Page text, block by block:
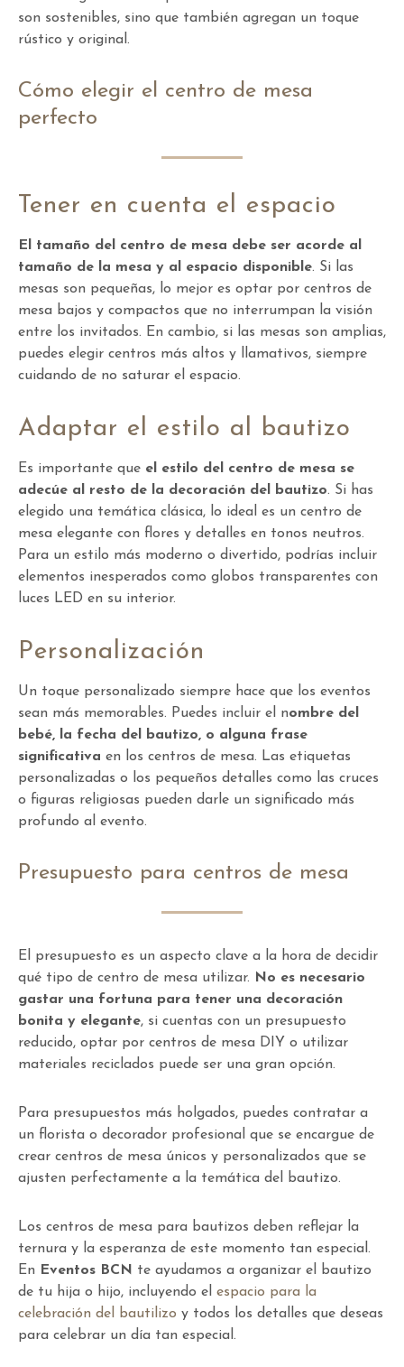
son sostenibles, sino que también agregan un toque
rústico y original.
Cómo elegir el centro de mesa
perfecto
Tener en cuenta el espacio
El tamaño del centro de mesa debe ser acorde al
tamaño de la mesa y al espacio disponible. Si las
mesas son pequeñas, lo mejor es optar por centros de
mesa bajos y compactos que no interrumpan la visión
entre los invitados. En cambio, si las mesas son amplias,
puedes elegir centros más altos y llamativos, siempre
cuidando de no saturar el espacio.
Adaptar el estilo al bautizo
Es importante que el estilo del centro de mesa se
adecúe al resto de la decoración del bautizo. Si has
elegido una temática clásica, lo ideal es un centro de
mesa elegante con flores y detalles en tonos neutros.
Para un estilo más moderno o divertido, podrías incluir
elementos inesperados como globos transparentes con
luces LED en su interior.
Personalización
Un toque personalizado siempre hace que los eventos
sean más memorables. Puedes incluir el nombre del
bebé, la fecha del bautizo, o alguna frase
significativa en los centros de mesa. Las etiquetas
personalizadas o los pequeños detalles como las cruces
o figuras religiosas pueden darle un significado más
profundo al evento.
Presupuesto para centros de mesa
El presupuesto es un aspecto clave a la hora de decidir
qué tipo de centro de mesa utilizar. No es necesario
gastar una fortuna para tener una decoración
bonita y elegante, si cuentas con un presupuesto
reducido, optar por centros de mesa DIY o utilizar
materiales reciclados puede ser una gran opción.
Para presupuestos más holgados, puedes contratar a
un florista o decorador profesional que se encargue de
crear centros de mesa únicos y personalizados que se
ajusten perfectamente a la temática del bautizo.
Los centros de mesa para bautizos deben reflejar la
ternura y la esperanza de este momento tan especial.
En Eventos BCN te ayudamos a organizar el bautizo
de tu hija o hijo, incluyendo el espacio para la
celebración del bautilizo y todos los detalles que deseas
para celebrar un día tan especial.